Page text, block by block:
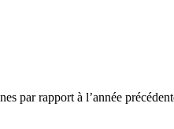
par rapport à l’année